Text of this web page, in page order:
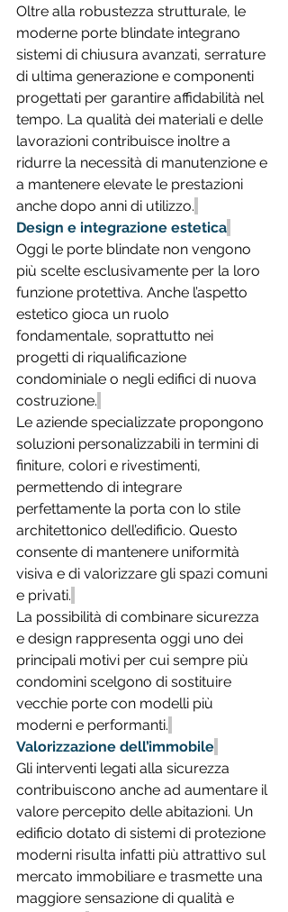
Oltre alla robustezza strutturale, le
moderne porte blindate integrano
sistemi di chiusura avanzati, serrature
di ultima generazione e componenti
progettati per garantire affidabilità nel
tempo. La qualità dei materiali e delle
lavorazioni contribuisce inoltre a
ridurre la necessità di manutenzione e
a mantenere elevate le prestazioni
anche dopo anni di utilizzo.
Design e integrazione estetica
Oggi le porte blindate non vengono
più scelte esclusivamente per la loro
funzione protettiva. Anche l’aspetto
estetico gioca un ruolo
fondamentale, soprattutto nei
progetti di riqualificazione
condominiale o negli edifici di nuova
costruzione.
Le aziende specializzate propongono
soluzioni personalizzabili in termini di
finiture, colori e rivestimenti,
permettendo di integrare
perfettamente la porta con lo stile
architettonico dell’edificio. Questo
consente di mantenere uniformità
visiva e di valorizzare gli spazi comuni
e privati.
La possibilità di combinare sicurezza
e design rappresenta oggi uno dei
principali motivi per cui sempre più
condomini scelgono di sostituire
vecchie porte con modelli più
moderni e performanti.
Valorizzazione dell’immobile
Gli interventi legati alla sicurezza
contribuiscono anche ad aumentare il
valore percepito delle abitazioni. Un
edificio dotato di sistemi di protezione
moderni risulta infatti più attrattivo sul
mercato immobiliare e trasmette una
maggiore sensazione di qualità e